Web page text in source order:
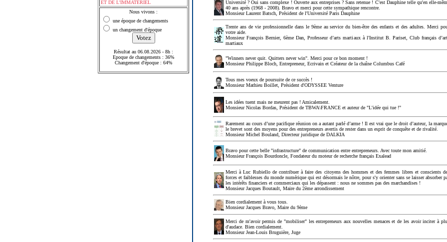
ET DE L'IMMATERIEL
Nous vivons :
une époque de changements
un changement d'époque
Résultat au 06.08.2026 - 8h :
Epoque de changements : 36%
Changement d'époque : 64%
Université ? Oui sans complexe ! Ouverte aux entreprises ? Sans retenue ! C'est Dauphine telle qu'en elle-
40 ans après (1968 - 2008). Bravo et merci pour cette sympathique rencontre.
Monsieur Laurent Batsch, Président de l'Université Paris Dauphine
Trente ans de vie professionnelle dans le 9ème au service du bien-être des enfants et des adultes. Merci
votre aide.
Monsieur François Bernier, 6ème Dan, Professeur d’arts martiaux à l'Institut B. Pariset, Club français
martiaux
"Winners never quit. Quitters never win". Merci pour ce bon moment !
Monsieur Philippe Bloch, Entrepreneur, Ecrivain et Créateur de la chaîne Columbus Café
Tous mes voeux de poursuite de ce succès !
Monsieur Mathieu Boillet, Président d'ODYSSEE Venture
Les idées tuent mais ne meurent pas ! Amicalement.
Monsieur Nicolas Bordas, Président de TBWA\FRANCE et auteur de "L'idée qui tue !"
Rarement au cours d’une pacifique réunion on a autant parlé d’arme ! Il est vrai que le droit d’auteur, la
le brevet sont des moyens pour des entrepreneurs avertis de rester dans un esprit de conquête et de rivalité.
Monsieur Michel Bouland, Directeur juridique de DALKIA
Bravo pour cette belle "infrastructure" de communication entre entrepreneurs. Avec toute mon amitié.
Monsieur François Bourdoncle, Fondateur du moteur de recherche français Exalead
Merci à Luc Rubiello de contribuer à faire des citoyens des hommes et des femmes libres et conscients
forces et faiblesses du monde numérique qui est désormais le nôtre, pour s'y orienter sans se laisser absorber
les intérêts financiers et commerciaux qui les dépassent : nous ne sommes pas des marchandises !
Monsieur Jacques Boutault, Maire du 2ème arrondissement
Bien cordialement à vous tous.
Monsieur Jacques Bravo, Maire du 9ème
Merci de m'avoir permis de "mobiliser" les entrepreneurs aux nouvelles menaces et de les avoir inciter à
d'audace. Bien cordialement.
Monsieur Jean-Louis Bruguière, Juge